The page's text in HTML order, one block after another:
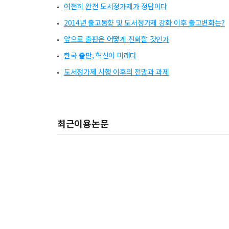
여전히 완전 도서정가제가 정답이다
2014년 출고동향 및 도서정가제 강화 이후 출고변화는?
앞으로 출판은 어떻게 진화할 것인가
한국 출판, 혁신이 미래다
도서정가제 시행 이후의 전망과 과제
최근이용논문